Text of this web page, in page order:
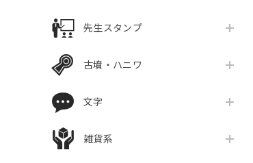
先生スタンプ
古墳・ハニワ
文字
雑貨系